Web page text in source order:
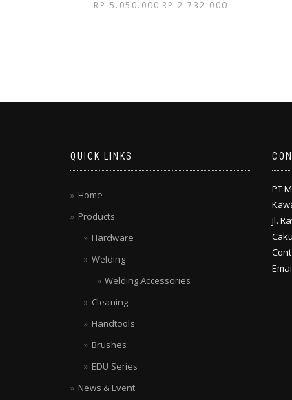
RP5.050.000 Harga
RP 2.732.000
QUICK LINKS
Home
Products
Hardware
Welding
Welding Accessories
Cleaning
Handtools
Brushes
EDU Series
News & Event
PT
Jl.